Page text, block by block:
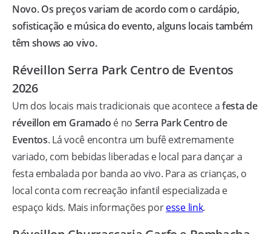
Novo. Os preços variam de acordo com o cardápio,
sofisticação e música do evento, alguns locais também
têm shows ao vivo.
Réveillon Serra Park Centro de Eventos
2026
Um dos locais mais tradicionais que acontece afesta de
réveillon em Gramado é no Serra Park Centro de
Eventos. Lá você encontra um bufê extremamente
variado, com bebidas liberadas e local para dançar a
festa embalada por banda ao vivo. Para as crianças, o
local conta com recreação infantil especializada e
espaço kids. Mais informações poresse link.